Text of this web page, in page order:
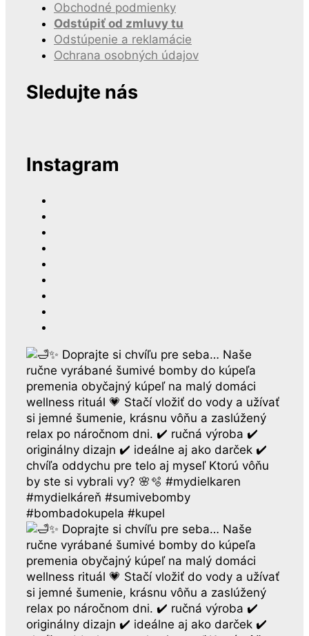
Obchodné podmienky
Odstúpiť od zmluvy tu
Odstúpenie a reklamácie
Ochrana osobných údajov
Sledujte nás
Instagram